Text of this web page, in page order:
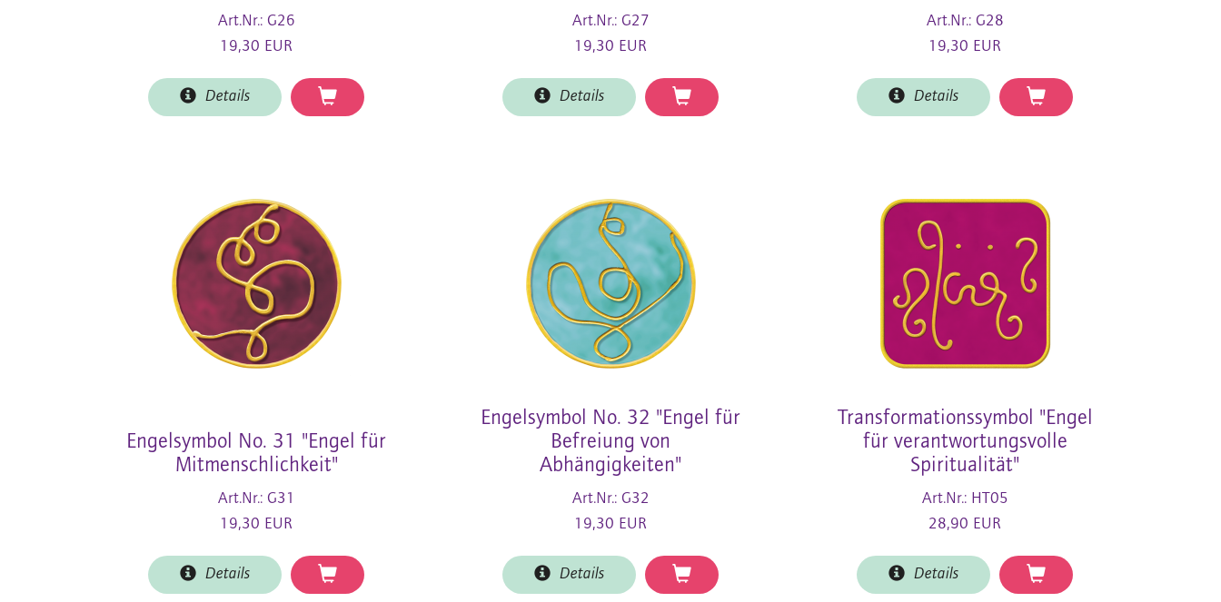
Art.Nr.: G26
19,30 EUR
Details
Art.Nr.: G27
19,30 EUR
Details
Art.Nr.: G28
19,30 EUR
Details
Engelsymbol No. 31 "Engel für
Mitmenschlichkeit"
Art.Nr.: G31
19,30 EUR
Details
Engelsymbol No. 32 "Engel für
Befreiung von
Abhängigkeiten"
Art.Nr.: G32
19,30 EUR
Details
Transformationssymbol "Engel
für verantwortungsvolle
Spiritualität"
Art.Nr.: HT05
28,90 EUR
Details